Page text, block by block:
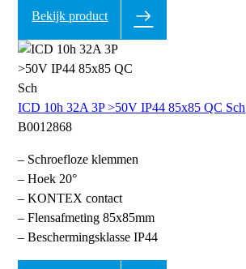
Bekijk product
ICD 10h 32A 3P >50V IP44 85x85 QC Sch
B0012868
– Schroefloze klemmen
– Hoek 20°
– KONTEX contact
– Flensafmeting 85x85mm
– Beschermingsklasse IP44